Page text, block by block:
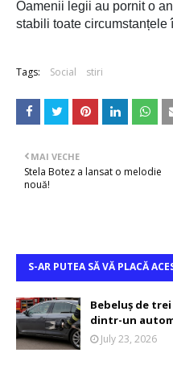
Oamenii legii au pornit o
stabili toate circumstanțele
Tags: Social stiri
MAI VECHE
Stela Botez a lansat o melodie
nouă!
S-AR PUTEA SĂ VĂ PLACĂ
Bebeluș de
dintr-un
July 23, 2026